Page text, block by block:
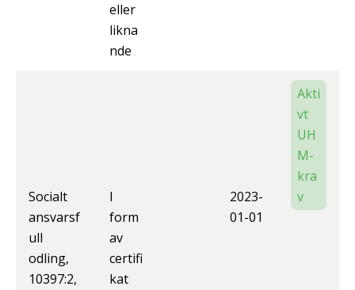
eller
likna
nde
Socialt
ansvarsf
ull
odling,
10397:2,
I
form
av
certifi
kat
2023-
01-01
Akti
vt
UH
M-
kra
v